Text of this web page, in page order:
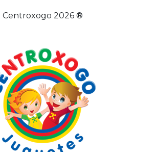
Centroxogo 2026 ®